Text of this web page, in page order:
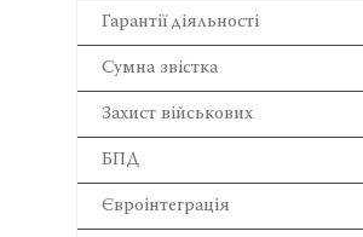
Гарантії діяльності
Сумна звістка
Захист військових
БПД
Євроінтеграція